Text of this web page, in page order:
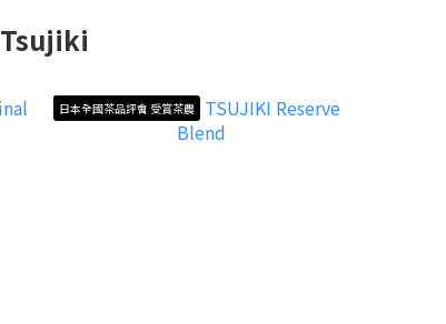
Tsujiki
日本全國茶品評會 受賞茶農